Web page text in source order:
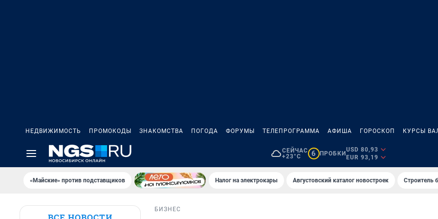
НЕДВИЖИМОСТЬ ПРОМОКОДЫ ЗНАКОМСТВА ПОГОДА ФОРУМЫ ТЕЛЕПРОГРАММА АФИША ГОРОСКОП КУРСЫ
СЕЙЧАС
+23°C
6 ПРОБКИ
USD 80,93
EUR 93,19
«Майские» против подставщиков Налог на электрокары Августовский каталог новостроек Строитель
БИЗНЕС